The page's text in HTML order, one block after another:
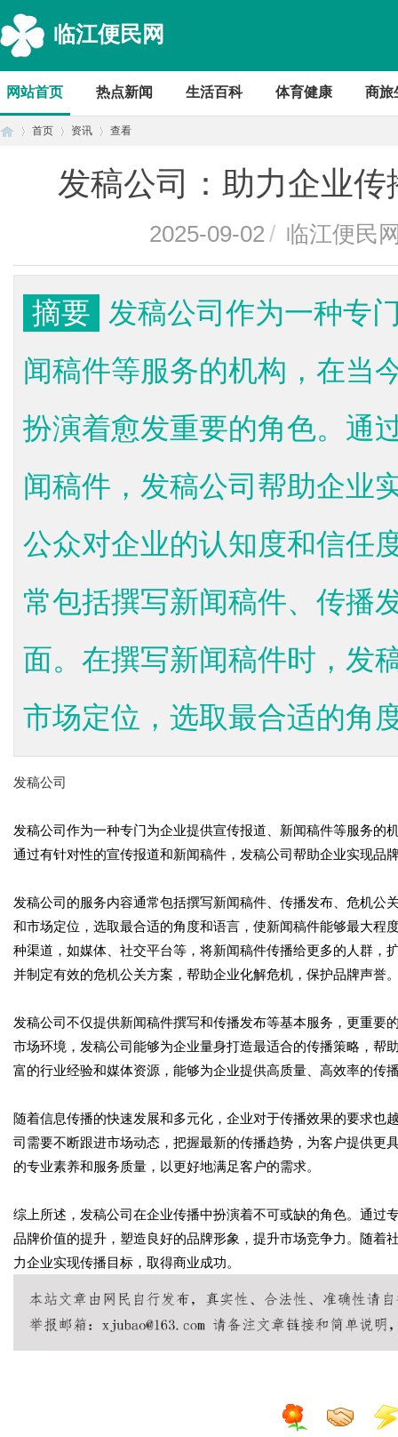
临江便民网
网站首页 热点新闻 生活百科 体育健康 商旅
首页 资讯 查看
发稿公司：助力企业
2025-09-02 / 临江便民
摘要
发稿公司作为一种专
闻稿件等服务的机构，在当
扮演着愈发重要的角色。通
闻稿件，发稿公司帮助企业
公众对企业的认知度和信任
常包括撰写新闻稿件、传播
面。在撰写新闻稿件时，发
市场定位，选取最合适的角
发稿公司
发稿公司作为一种专门为企业提供宣传报道、新闻稿件等服务
通过有针对性的宣传报道和新闻稿件，发稿公司帮助企业实现品
发稿公司的服务内容通常包括撰写新闻稿件、传播发布、危机
和市场定位，选取最合适的角度和语言，使新闻稿件能够最大程
种渠道，如媒体、社交平台等，将新闻稿件传播给更多的人群，
并制定有效的危机公关方案，帮助企业化解危机，保护品牌声誉
发稿公司不仅提供新闻稿件撰写和传播发布等基本服务，更重
市场环境，发稿公司能够为企业量身打造最适合的传播策略，帮
富的行业经验和媒体资源，能够为企业提供高质量、高效率的传
随着信息传播的快速发展和多元化，企业对于传播效果的要求
司需要不断跟进市场动态，把握最新的传播趋势，为客户提供更
的专业素养和服务质量，以更好地满足客户的需求。
综上所述，发稿公司在企业传播中扮演着不可或缺的角色。通过
品牌价值的提升，塑造良好的品牌形象，提升市场竞争力。随着
力企业实现传播目标，取得商业成功。